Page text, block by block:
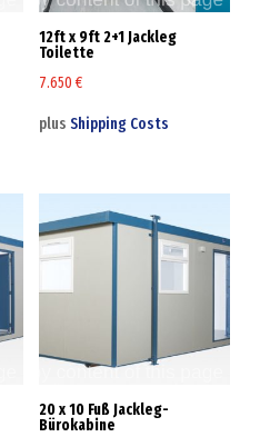
12ft x 9ft 2+1 Jackleg
Toilette
7.650€
plusShipping Costs
20 x 10 Fuß Jackleg-
Bürokabine